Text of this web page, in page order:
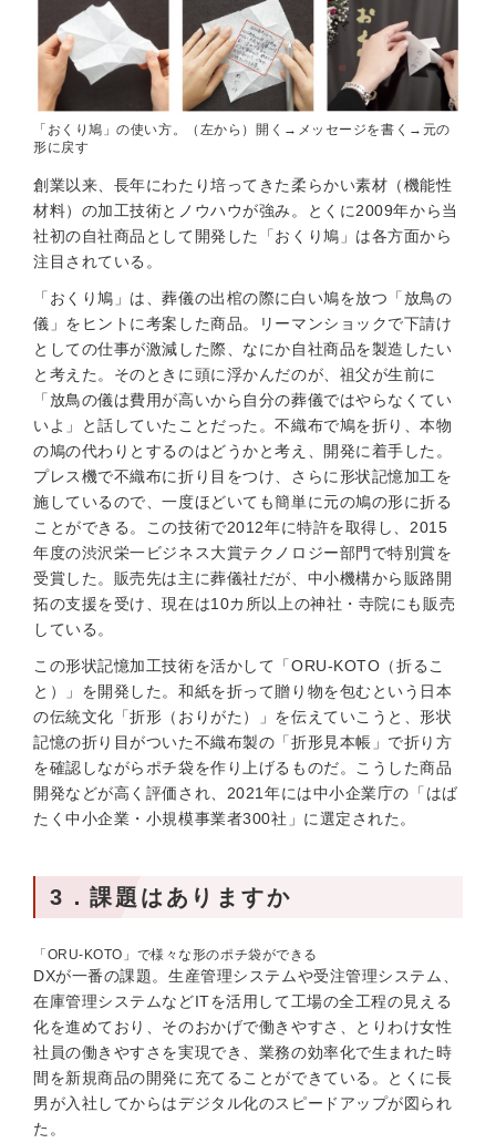
「おくり鳩」の使い方。（左から）開く→メッセージを書く→元の
形に戻す
創業以来、長年にわたり培ってきた柔らかい素材（機能性
材料）の加工技術とノウハウが強み。とくに2009年から当
社初の自社商品として開発した「おくり鳩」は各方面から
注目されている。
「おくり鳩」は、葬儀の出棺の際に白い鳩を放つ「放鳥の
儀」をヒントに考案した商品。リーマンショックで下請け
としての仕事が激減した際、なにか自社商品を製造したい
と考えた。そのときに頭に浮かんだのが、祖父が生前に
「放鳥の儀は費用が高いから自分の葬儀ではやらなくてい
いよ」と話していたことだった。不織布で鳩を折り、本物
の鳩の代わりとするのはどうかと考え、開発に着手した。
プレス機で不織布に折り目をつけ、さらに形状記憶加工を
施しているので、一度ほどいても簡単に元の鳩の形に折る
ことができる。この技術で2012年に特許を取得し、2015
年度の渋沢栄一ビジネス大賞テクノロジー部門で特別賞を
受賞した。販売先は主に葬儀社だが、中小機構から販路開
拓の支援を受け、現在は10カ所以上の神社・寺院にも販売
している。
この形状記憶加工技術を活かして「ORU-KOTO（折るこ
と）」を開発した。和紙を折って贈り物を包むという日本
の伝統文化「折形（おりがた）」を伝えていこうと、形状
記憶の折り目がついた不織布製の「折形見本帳」で折り方
を確認しながらポチ袋を作り上げるものだ。こうした商品
開発などが高く評価され、2021年には中小企業庁の「はば
たく中小企業・小規模事業者300社」に選定された。
3．課題はありますか
「ORU-KOTO」で様々な形のポチ袋ができる
DXが一番の課題。生産管理システムや受注管理システム、
在庫管理システムなどITを活用して工場の全工程の見える
化を進めており、そのおかげで働きやすさ、とりわけ女性
社員の働きやすさを実現でき、業務の効率化で生まれた時
間を新規商品の開発に充てることができている。とくに長
男が入社してからはデジタル化のスピードアップが図られ
た。